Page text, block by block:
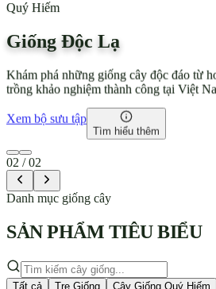
Quý Hiếm
Giống Độc Lạ
Khám phá những giống cây độc đáo từ
trồng khảo nghiệm thành công tại Việt
Xem bộ sưu tập
Tìm hiểu thêm
02 / 02
Danh mục giống cây
SẢN PHẨM TIÊU BIỂU
Tất cả Tre Giống Cây Giống Quý Hiếm